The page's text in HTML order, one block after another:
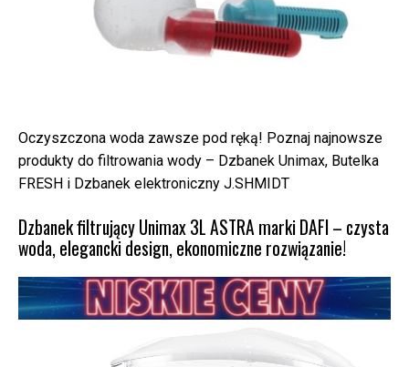
Oczyszczona woda zawsze pod ręką! Poznaj najnowsze
produkty do filtrowania wody – Dzbanek Unimax, Butelka
FRESH i Dzbanek elektroniczny J.SHMIDT
Dzbanek filtrujący Unimax 3L ASTRA marki DAFI – czysta
woda, elegancki design, ekonomiczne rozwiązanie!